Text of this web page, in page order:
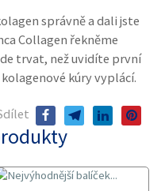
správně a dali jste
Collagen řekněme
trvat, než uvidíte první
kúry vyplácí.
facebook telegram linkedin pinterest